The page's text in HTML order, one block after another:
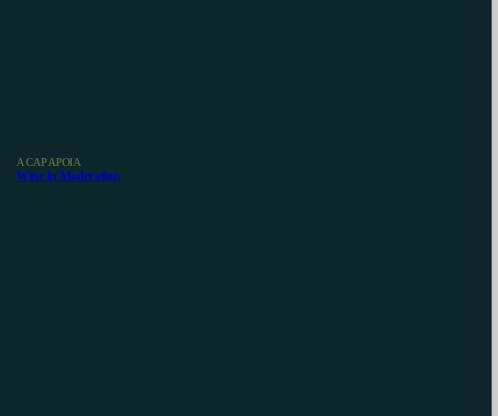
A CAP APOIA
Wine in Moderation